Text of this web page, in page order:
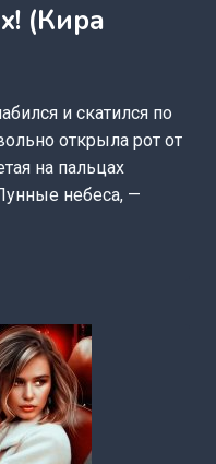
(Кира
и скатился по
открыла рот от
на пальцах
небеса, —